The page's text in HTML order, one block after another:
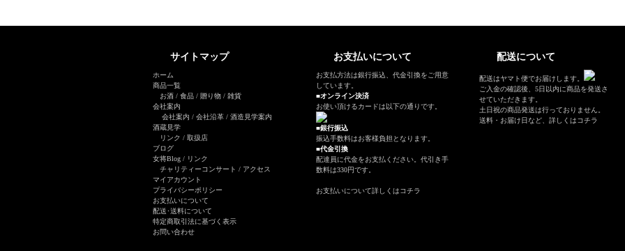
サイトマップ
ホーム
商品一覧
お酒 / 食品 / 贈り物 / 雑貨
会社案内
会社案内 / 会社沿革 / 酒造見学案内
酒蔵見学
リンク / 取扱店
ブログ
女将Blog / リンク
チャリティーコンサート / アクセス
マイアカウント
プライバシーポリシー
お支払いについて
配送･送料について
特定商取引法に基づく表示
お問い合わせ
お支払いについて
お支払方法は銀行振込、代金引換をご用意
しています。
■オンライン決済
お使い頂けるカードは以下の通りです。
■銀行振込
振込手数料はお客様負担となります。
■代金引換
配達員に代金をお支払ください。代引き手
数料は330円です。
お支払いについて詳しくはコチラ
配送について
配送はヤマト便でお届けします。
ご入金の確認後、5日以内に商品を発送さ
せていただきます。
土日祝の商品発送は行っておりません。
送料・お届け日など、 詳しくはコチラ